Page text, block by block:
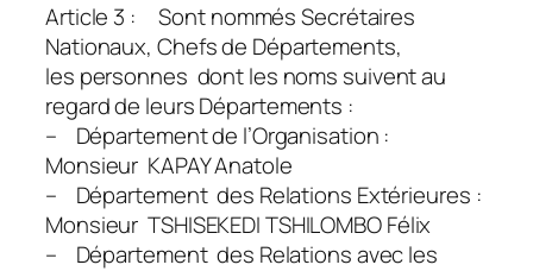
Article 3 : Sont nommés Secrétaires
Nationaux, Chefs de Départements,
les personnes dont les noms suivent au
regard de leurs Départements :
– Département de l’Organisation :
Monsieur KAPAY Anatole
– Département des Relations Extérieures :
Monsieur TSHISEKEDI TSHILOMBO Félix
– Département des Relations avec les